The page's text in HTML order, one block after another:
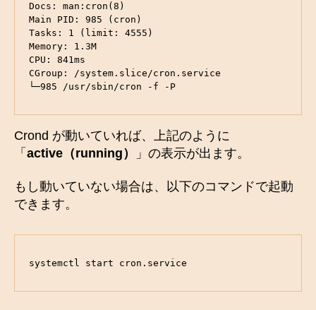
Docs: man:cron(8)
Main PID: 985 (cron)
Tasks: 1 (limit: 4555)
Memory: 1.3M
CPU: 841ms
CGroup: /system.slice/cron.service
└─985 /usr/sbin/cron -f -P
Crond が動いていれば、上記のように
「 active（running） 」の表示が出ます。
もし動いていない場合は、以下のコマンドで起動
できます。
systemctl start cron.service